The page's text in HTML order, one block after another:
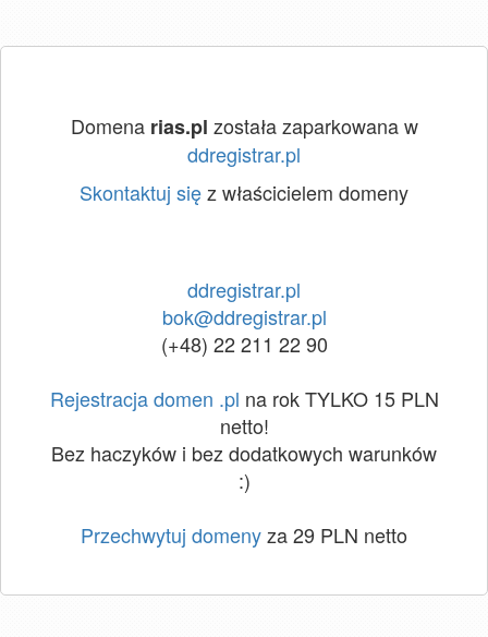
Domena rias.pl została zaparkowana w
ddregistrar.pl
Skontaktuj sięz właścicielem domeny
ddregistrar.pl
bok@ddregistrar.pl
(+48) 22 211 22 90
Rejestracja domen .pl na rok TYLKO 15 PLN
netto!
Bez haczyków i bez dodatkowych warunków
:)
Przechwytuj domenyza 29 PLN netto